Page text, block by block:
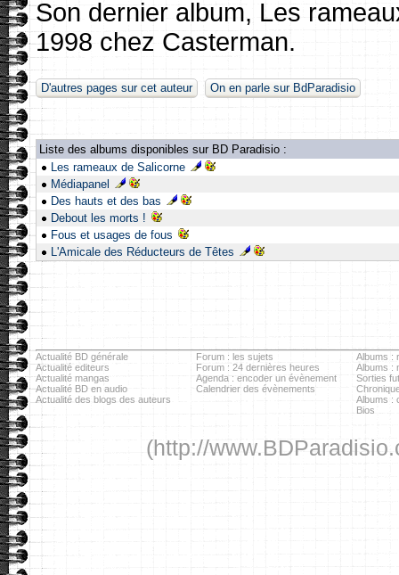
Son dernier album, Les
1998 chez Casterman.
D'autres pages sur cet auteur On en parle sur BdParadisio
Liste des albums disponibles sur BD Paradisio :
Les rameaux de Salicorne
Médiapanel
Des hauts et des bas
Debout les morts !
Fous et usages de fous
L'Amicale des Réducteurs de Têtes
Actualité BD générale
Actualité editeurs
Actualité mangas
Actualité BD en audio
Actualité des blogs des auteurs
Forum : les sujets
Forum : 24 dernières heures
Agenda : encoder un évènement
Calendrier des évènements
Albums :
Albums :
Sorties
Albums :
Bios
(http://